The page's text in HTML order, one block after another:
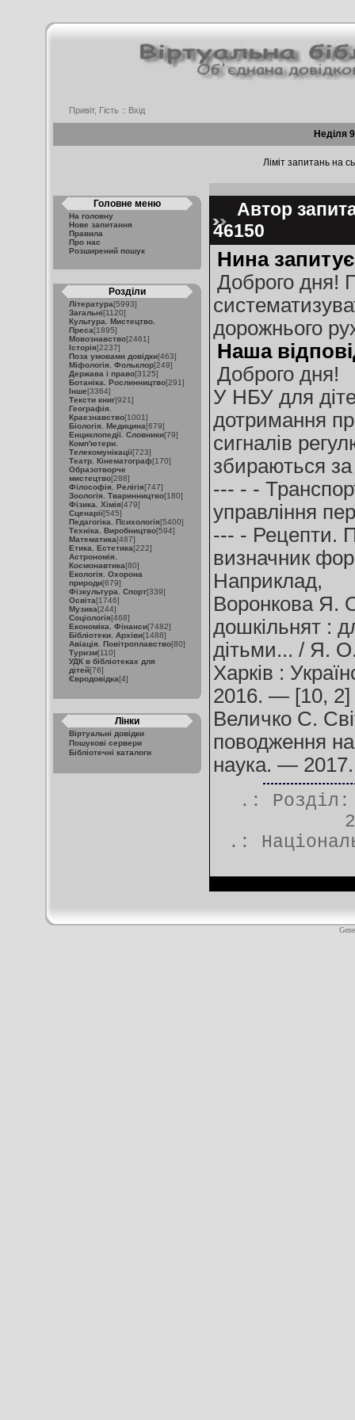
Привіт, Гість :: Вхід
Неділя
Ліміт запитань на
Головне меню
На головну
Нове запитання
Правила
Про нас
Розширений пошук
Розділи
Література[5993]
Загальні[1120]
Культура. Мистецтво.
Преса[1895]
Мовознавство[2461]
Історія[2237]
Поза умовами довідки[463]
Міфологія. Фольклор[249]
Держава і право[3125]
Ботаніка. Рослинництво[291]
Інше[3364]
Тексти книг[921]
Географія.
Краєзнавство[1001]
Біологія. Медицина[679]
Енциклопедії. Словники[79]
Комп'ютери.
Телекомунікації[723]
Театр. Кінематограф[170]
Образотворче
мистецтво[288]
Філософія. Релігія[747]
Зоологія. Тваринництво[180]
Фізика. Хімія[479]
Сценарії[545]
Педагогіка. Психологія[5400]
Техніка. Виробництво[594]
Математика[487]
Етика. Естетика[222]
Астрономія.
Космонавтика[80]
Екологія. Охорона
природи[679]
Фізкультура. Спорт[339]
Освіта[1746]
Музика[244]
Соціологія[468]
Економіка. Фінанси[7482]
Бібліотеки. Архіви[1488]
Авіація. Повітроплавство[80]
Туризм[110]
УДК в бібліотеках для
дітей[76]
Євродовідка[4]
Лінки
Віртуальні довідки
Пошукові сервери
Бібліотечні каталоги
Автор
46150
Нина
Доброго дня!
дорожнього
Наша
Доброго дня!
У НБУ для
дотримання
сигналів
збираються
--- - -
управління
--- - Рецепти.
визначник
Наприклад,
Воронкова Я.
дошкільнят :
дітьми... / Я.
Харків :
2016. — [10, 2]
Величко С.
поводження
наука. —
.:
.: